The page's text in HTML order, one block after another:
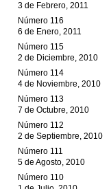
3 de Febrero, 2011
Número 116
6 de Enero, 2011
Número 115
2 de Diciembre, 2010
Número 114
4 de Noviembre, 2010
Número 113
7 de Octubre, 2010
Número 112
2 de Septiembre, 2010
Número 111
5 de Agosto, 2010
Número 110